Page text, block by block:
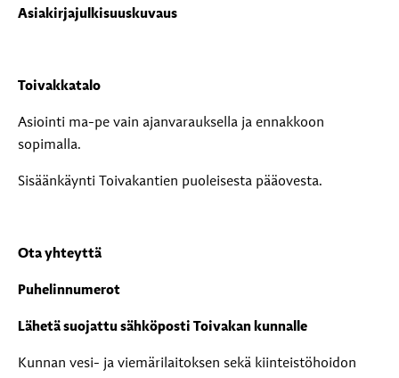
Asiakirjajulkisuuskuvaus
Toivakkatalo
Asiointi ma-pe vain ajanvarauksella ja ennakkoon
sopimalla.
Sisäänkäynti Toivakantien puoleisesta pääovesta.
Ota yhteyttä
Puhelinnumerot
Lähetä suojattu sähköposti Toivakan kunnalle
Kunnan vesi- ja viemärilaitoksen sekä kiinteistöhoidon